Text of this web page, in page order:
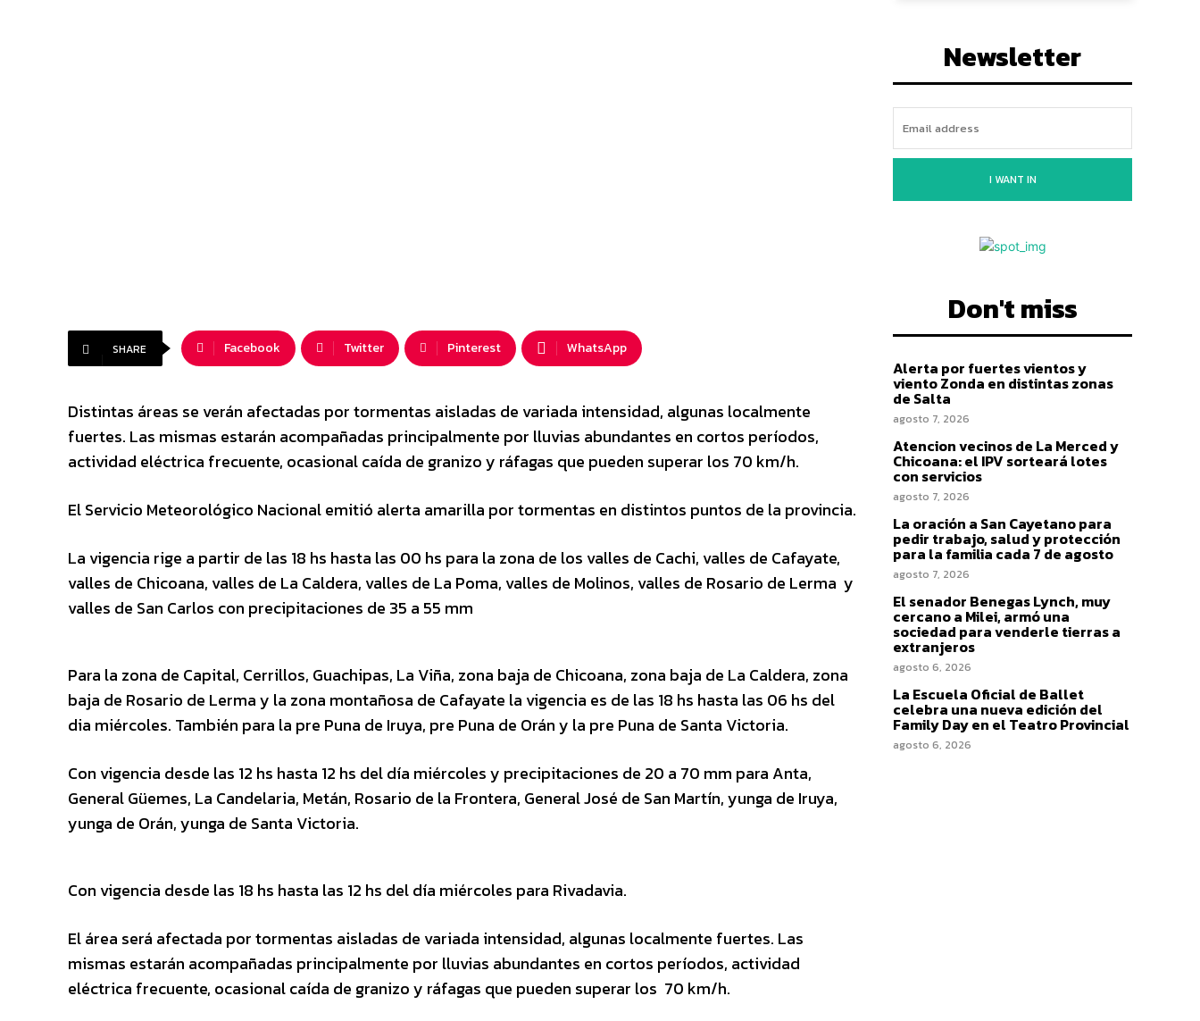
SHARE Facebook Twitter Pinterest WhatsApp
Distintas áreas se verán afectadas por tormentas aisladas de variada intensidad, algunas localmente
fuertes. Las mismas estarán acompañadas principalmente por lluvias abundantes en cortos períodos,
actividad eléctrica frecuente, ocasional caída de granizo y ráfagas que pueden superar los 70 km/h.
El Servicio Meteorológico Nacional emitió alerta amarilla por tormentas en distintos puntos de la provincia.
La vigencia rige a partir de las 18 hs hasta las 00 hs para la zona de los valles de Cachi, valles de Cafayate,
valles de Chicoana, valles de La Caldera, valles de La Poma, valles de Molinos, valles de Rosario de Lerma y
valles de San Carlos con precipitaciones de 35 a 55 mm
Para la zona de Capital, Cerrillos, Guachipas, La Viña, zona baja de Chicoana, zona baja de La Caldera, zona
baja de Rosario de Lerma y la zona montañosa de Cafayate la vigencia es de las 18 hs hasta las 06 hs del
dia miércoles. También para la pre Puna de Iruya, pre Puna de Orán y la pre Puna de Santa Victoria.
Con vigencia desde las 12 hs hasta 12 hs del día miércoles y precipitaciones de 20 a 70 mm para Anta,
General Güemes, La Candelaria, Metán, Rosario de la Frontera, General José de San Martín, yunga de Iruya,
yunga de Orán, yunga de Santa Victoria.
Con vigencia desde las 18 hs hasta las 12 hs del día miércoles para Rivadavia.
El área será afectada por tormentas aisladas de variada intensidad, algunas localmente fuertes. Las
mismas estarán acompañadas principalmente por lluvias abundantes en cortos períodos, actividad
eléctrica frecuente, ocasional caída de granizo y ráfagas que pueden superar los 70 km/h.
Newsletter
I WANT IN
Don't miss
Alerta por fuertes vientos y
viento Zonda en distintas zonas
de Salta
agosto 7, 2026
Atencion vecinos de La Merced y
Chicoana: el IPV sorteará lotes
con servicios
agosto 7, 2026
La oración a San Cayetano para
pedir trabajo, salud y protección
para la familia cada 7 de agosto
agosto 7, 2026
El senador Benegas Lynch, muy
cercano a Milei, armó una
sociedad para venderle tierras a
extranjeros
agosto 6, 2026
La Escuela Oficial de Ballet
celebra una nueva edición del
Family Day en el Teatro Provincial
agosto 6, 2026